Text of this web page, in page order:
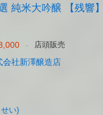
純米大吟醸 【残響
- 店頭販売
会社新澤醸造店
い)